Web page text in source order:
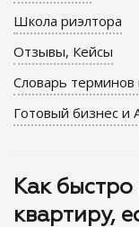
Школа риэлтора
Отзывы, Кейсы
Словарь
Готовый бизнес и
Как
квартиру,